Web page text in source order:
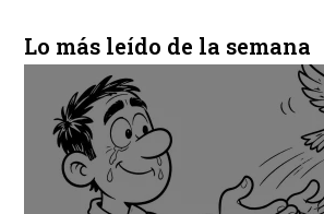
Lo más leído de la semana